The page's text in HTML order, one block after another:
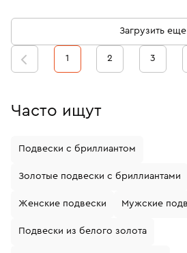
Загрузить еще
1 2 3
Часто ищут
Подвески с бриллиантом
Золотые подвески с бриллиантами
Женские подвески Мужские
Подвески из белого золота